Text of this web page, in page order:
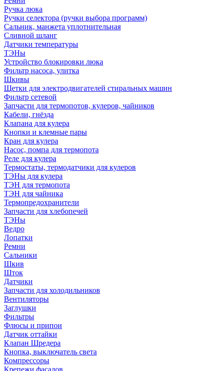
Ручка люка
Ручки селектора (ручки выбора программ)
Сальник, манжета уплотнительная
Сливной шланг
Датчики температуры
ТЭНы
Устройство блокировки люка
Фильтр насоса, улитка
Шкивы
Щетки для электродвигателей стиральных машин
Фильтр сетевой
Запчасти для термопотов, кулеров, чайников
Кабели, гнёзда
Клапана для кулера
Кнопки и клемные пары
Кран для кулера
Насос, помпа для термопота
Реле для кулера
Термостаты, термодатчики для кулеров
ТЭНы для кулера
ТЭН для термопота
ТЭН для чайника
Термопредохранители
Запчасти для хлебопечей
ТЭНы
Ведро
Лопатки
Ремни
Сальники
Шкив
Шток
Датчики
Запчасти для холодильников
Вентиляторы
Заглушки
Фильтры
Флюсы и припои
Датчик оттайки
Клапан Шредера
Кнопка, выключатель света
Компрессоры
Крепежи фасадов